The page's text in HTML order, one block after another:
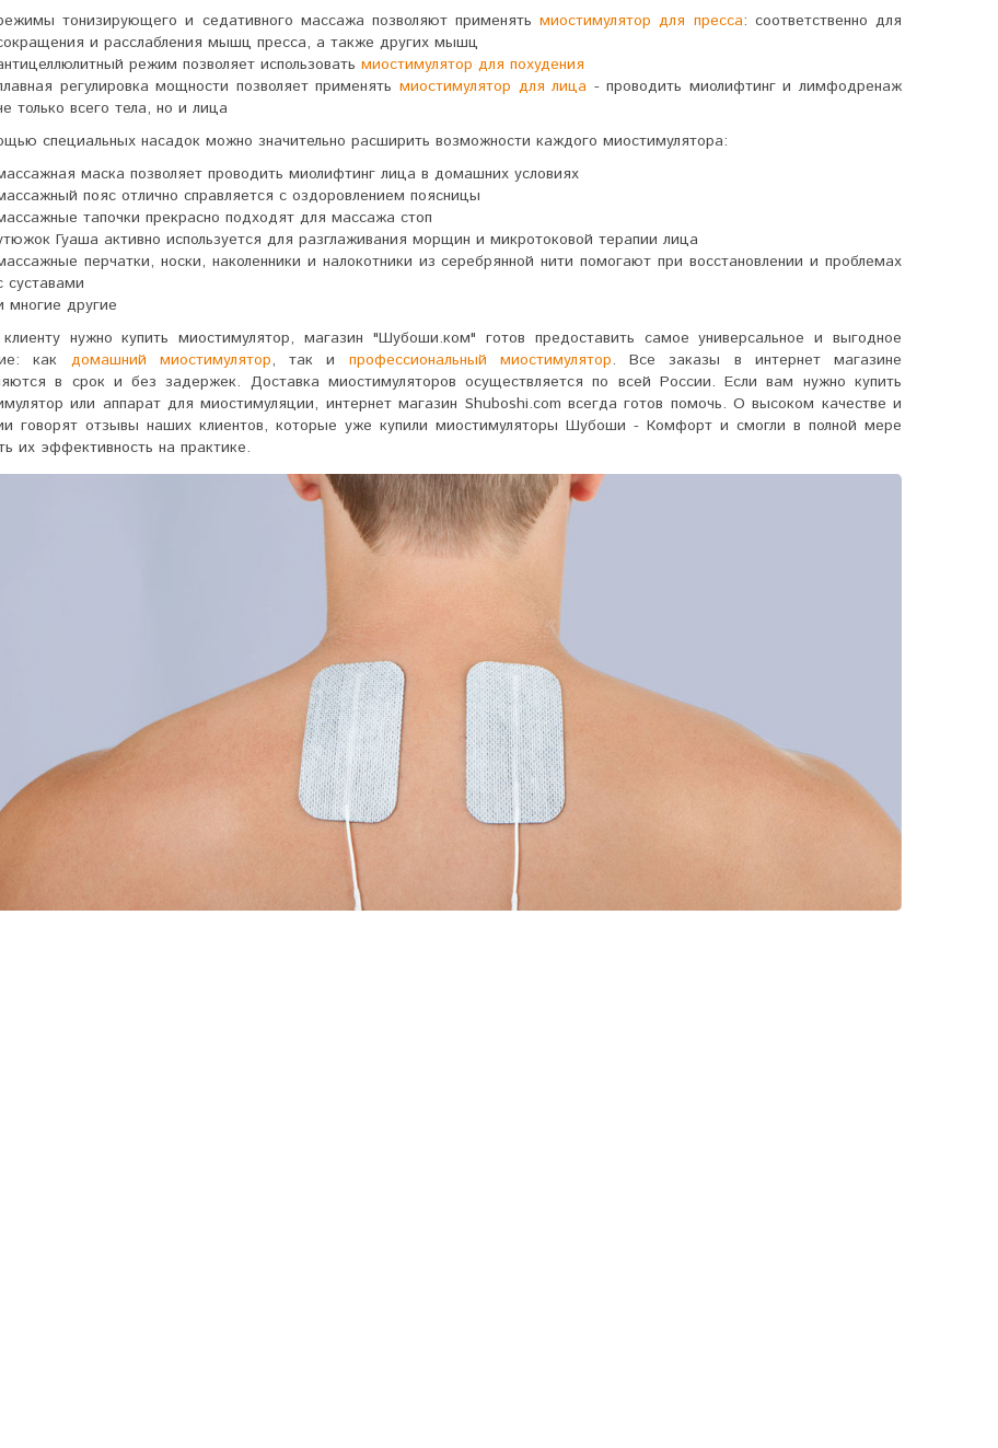
тонизирующего и седативного массажа позволяют применятьмиостимулятор для пресса: соответственно для
и расслабления мышц пресса, а также других мышц
режим позволяет использовать миостимулятор для похудения
регулировка мощности позволяет применять миостимулятор для лица - проводить миолифтинг и лимфодренаж
только всего тела, но и лица
специальных насадок можно значительно расширить возможности каждого миостимулятора:
маска позволяет проводить миолифтинг лица в домашних условиях
пояс отлично справляется с оздоровлением поясницы
тапочки прекрасно подходят для массажа стоп
Гуаша активно используется для разглаживания морщин и микротоковой терапии лица
перчатки, носки, наколенники и налокотники из серебрянной нити помогают при восстановлении и проблемах
суставами
многие другие
нужно купить миостимулятор, магазин "Шубоши.ком" готов предоставить самое универсальное и выгодное
как домашний миостимулятор, так и профессиональный миостимулятор. Все заказы в интернет магазине
в срок и без задержек. Доставка миостимуляторов осуществляется по всей России.Если вам нужно купить
или аппарат для миостимуляции, интернет магазин Shuboshi.com всегда готов помочь. О высоком качестве и
говорят отзывы наших клиентов, которые уже купили миостимуляторы Шубоши - Комфорт и смогли в полной мере
их эффективность на практике.